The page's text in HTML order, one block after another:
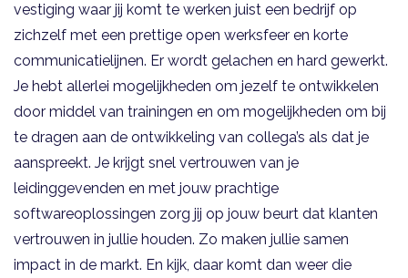
vestiging waar jij komt te werken juist een bedrijf op
zichzelf met een prettige open werksfeer en korte
communicatielijnen. Er wordt gelachen en hard gewerkt.
Je hebt allerlei mogelijkheden om jezelf te ontwikkelen
door middel van trainingen en om mogelijkheden om bij
te dragen aan de ontwikkeling van collega’s als dat je
aanspreekt. Je krijgt snel vertrouwen van je
leidinggevenden en met jouw prachtige
softwareoplossingen zorg jij op jouw beurt dat klanten
vertrouwen in jullie houden. Zo maken jullie samen
impact in de markt. En kijk, daar komt dan weer die